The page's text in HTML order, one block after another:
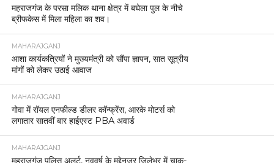
महराजगंज के परसा मलिक थाना क्षेत्र में बघेला पुल के नीचे
ब्रीफकेस में मिला महिला का शव।
MAHARAJGANJ
आशा कार्यकत्रियों ने मुख्यमंत्री को सौंपा ज्ञापन, सात सूत्रीय
मांगों को लेकर उठाई आवाज
MAHARAJGANJ
गोवा में रॉयल एनफील्ड डीलर कॉन्फ्रेंस, आरके मोटर्स को
लगातार सातवीं बार हाईएस्ट PBA अवार्ड
MAHARAJGANJ
महराजगंज पुलिस अलर्ट, नववर्ष के मद्देनजर जिलेभर में चाक-